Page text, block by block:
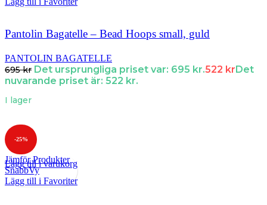
Pantolin Bagatelle – Bead Hoops small, guld
PANTOLIN BAGATELLE
695kr Det ursprungliga priset var: 695 kr.522 krDet
nuvarande priset är: 522 kr.
I lager
-25%
Jämför Produkter
SnabbVy
Lägg till i Favoriter
Lägg till i varukorg